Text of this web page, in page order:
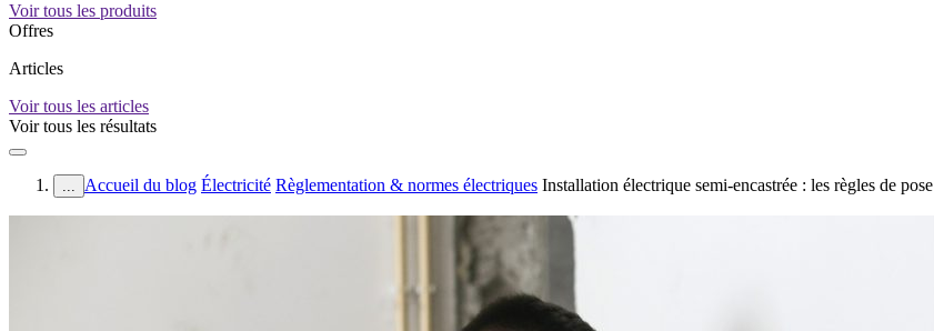
Voir tous les produits
Offres
Articles
Voir tous les articles
Voir tous les résultats
... Accueil du blog Électricité Règlementation & normes électriques Installation électrique semi-encastrée : les règles de pose